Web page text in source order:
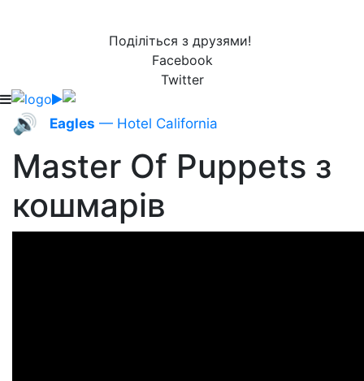
Поділіться з друзями!
Facebook
Twitter
🔊 Eagles — Hotel California
Master Of Puppets з
кошмарів